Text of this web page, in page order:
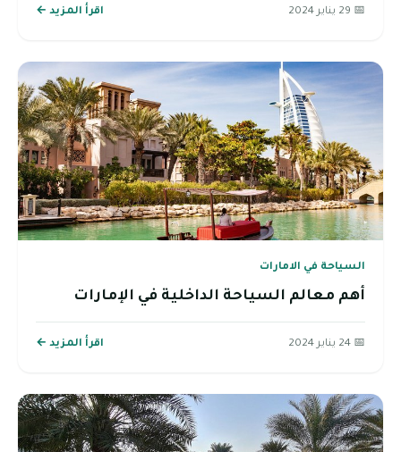
📅 29 يناير 2024 اقرأ المزيد ←
السياحة في الامارات
أهم معالم السياحة الداخلية في الإمارات
📅 24 يناير 2024 اقرأ المزيد ←